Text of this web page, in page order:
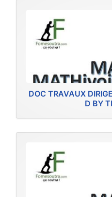
DOC TRAVAUX
D BY